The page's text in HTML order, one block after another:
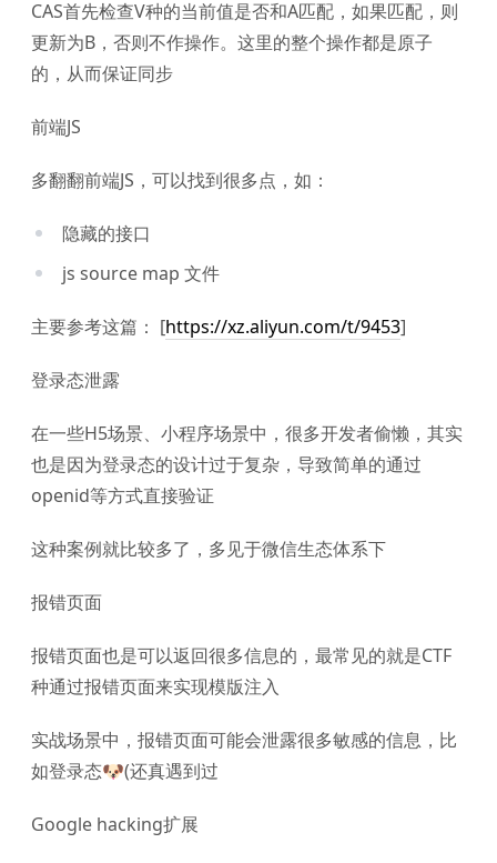
CAS首先检查V种的当前值是否和A匹配，如果匹配，则
更新为B，否则不作操作。这里的整个操作都是原子
的，从而保证同步
前端JS
多翻翻前端JS，可以找到很多点，如：
隐藏的接口
js source map 文件
主要参考这篇： [https://xz.aliyun.com/t/9453]
登录态泄露
在一些H5场景、小程序场景中，很多开发者偷懒，其实
也是因为登录态的设计过于复杂，导致简单的通过
openid等方式直接验证
这种案例就比较多了，多见于微信生态体系下
报错页面
报错页面也是可以返回很多信息的，最常见的就是CTF
种通过报错页面来实现模版注入
实战场景中，报错页面可能会泄露很多敏感的信息，比
如登录态🐶(还真遇到过
Google hacking扩展